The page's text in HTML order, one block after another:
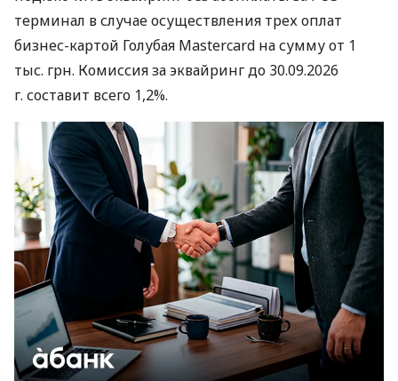
терминал в случае осуществления трех оплат
бизнес-картой Голубая Mastercard на сумму от 1
тыс. грн. Комиссия за эквайринг до 30.09.2026
г. составит всего 1,2%.